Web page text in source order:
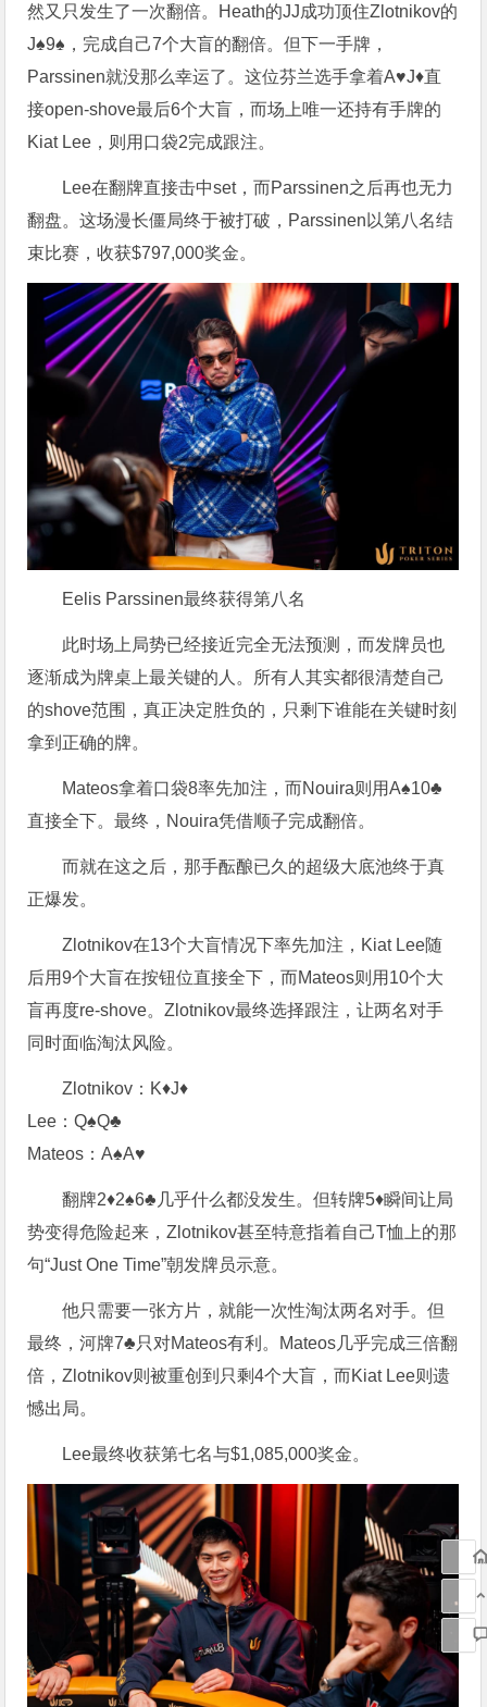
然又只发生了一次翻倍。Heath的JJ成功顶住Zlotnikov的
J♠️9♠️，完成自己7个大盲的翻倍。但下一手牌，
Parssinen就没那么幸运了。这位芬兰选手拿着A♥️J♦️直
接open-shove最后6个大盲，而场上唯一还持有手牌的
Kiat Lee，则用口袋2完成跟注。
Lee在翻牌直接击中set，而Parssinen之后再也无力
翻盘。这场漫长僵局终于被打破，Parssinen以第八名结
束比赛，收获$797,000奖金。
Eelis Parssinen最终获得第八名
此时场上局势已经接近完全无法预测，而发牌员也
逐渐成为牌桌上最关键的人。所有人其实都很清楚自己
的shove范围，真正决定胜负的，只剩下谁能在关键时刻
拿到正确的牌。
Mateos拿着口袋8率先加注，而Nouira则用A♠️10♣️
直接全下。最终，Nouira凭借顺子完成翻倍。
而就在这之后，那手酝酿已久的超级大底池终于真
正爆发。
Zlotnikov在13个大盲情况下率先加注，Kiat Lee随
后用9个大盲在按钮位直接全下，而Mateos则用10个大
盲再度re-shove。Zlotnikov最终选择跟注，让两名对手
同时面临淘汰风险。
Zlotnikov：K♦️J♦️
Lee：Q♠️Q♣️
Mateos：A♠️A♥️
翻牌2♦️2♠️6♣️几乎什么都没发生。但转牌5♦️瞬间让局
势变得危险起来，Zlotnikov甚至特意指着自己T恤上的那
句“Just One Time”朝发牌员示意。
他只需要一张方片，就能一次性淘汰两名对手。但
最终，河牌7♣️只对Mateos有利。Mateos几乎完成三倍翻
倍，Zlotnikov则被重创到只剩4个大盲，而Kiat Lee则遗
憾出局。
Lee最终收获第七名与$1,085,000奖金。